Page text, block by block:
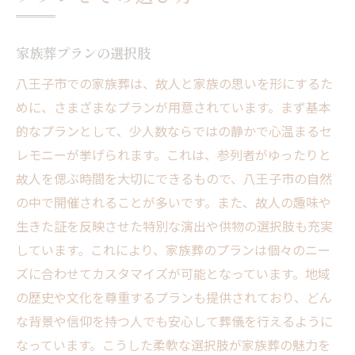
家族葬プランの選択肢
八王子市での家族葬は、故人と家族の思いを形にするた
めに、さまざまなプランが用意されています。まず基本
的なプランとして、少人数ならではの静かで心温まるセ
レモニーが挙げられます。これは、参列者がゆったりと
故人を偲ぶ時間を大切にできるもので、八王子市の自然
の中で開催されることが多いです。また、故人の趣味や
生きた証を反映させた特別な演出や供物の選択肢も充実
しています。これにより、家族葬のプランは個々のニー
ズに合わせてカスタマイズが可能となっています。地域
の歴史や文化を尊重するプランも提供されており、どん
な背景や信仰を持つ人でも安心して葬儀を行えるように
なっています。こうした柔軟な選択肢が家族葬の魅力を